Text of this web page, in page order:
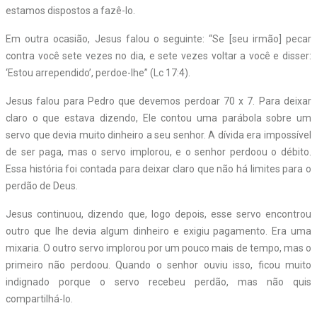
estamos dispostos a fazê-lo.
Em outra ocasião, Jesus falou o seguinte: “Se [seu irmão] pecar
contra você sete vezes no dia, e sete vezes voltar a você e disser:
‘Estou arrependido’, perdoe-lhe” (Lc 17:4).
Jesus falou para Pedro que devemos perdoar 70 x 7. Para deixar
claro o que estava dizendo, Ele contou uma parábola sobre um
servo que devia muito dinheiro a seu senhor. A dívida era impossível
de ser paga, mas o servo implorou, e o senhor perdoou o débito.
Essa história foi contada para deixar claro que não há limites para o
perdão de Deus.
Jesus continuou, dizendo que, logo depois, esse servo encontrou
outro que lhe devia algum dinheiro e exigiu pagamento. Era uma
mixaria. O outro servo implorou por um pouco mais de tempo, mas o
primeiro não perdoou. Quando o senhor ouviu isso, ficou muito
indignado porque o servo recebeu perdão, mas não quis
compartilhá-lo.